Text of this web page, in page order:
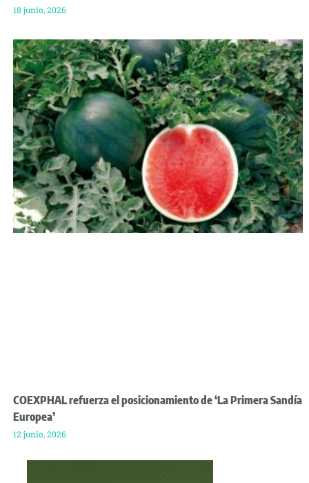
18 junio, 2026
COEXPHAL refuerza el posicionamiento de ‘La Primera Sandía
Europea’
12 junio, 2026